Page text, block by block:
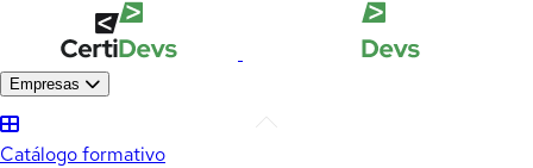
Empresas
Catálogo formativo